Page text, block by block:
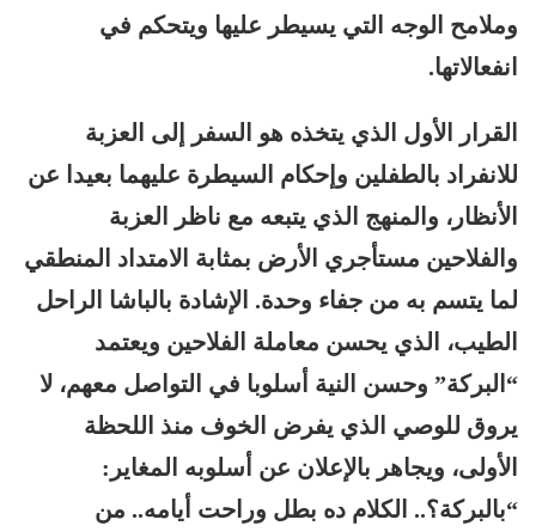
وملامح الوجه التي يسيطر عليها ويتحكم في
انفعالاتها.
القرار الأول الذي يتخذه هو السفر إلى العزبة
للانفراد بالطفلين وإحكام السيطرة عليهما بعيدا عن
الأنظار، والمنهج الذي يتبعه مع ناظر العزبة
والفلاحين مستأجري الأرض بمثابة الامتداد المنطقي
لما يتسم به من جفاء وحدة. الإشادة بالباشا الراحل
الطيب، الذي يحسن معاملة الفلاحين ويعتمد
“البركة” وحسن النية أسلوبا في التواصل معهم، لا
يروق للوصي الذي يفرض الخوف منذ اللحظة
الأولى، ويجاهر بالإعلان عن أسلوبه المغاير:
“بالبركة؟.. الكلام ده بطل وراحت أيامه.. من